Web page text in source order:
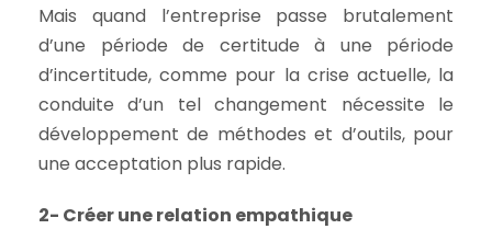
Mais quand l’entreprise passe brutalement
d’une période de certitude à une période
d’incertitude, comme pour la crise actuelle, la
conduite d’un tel changement nécessite le
développement de méthodes et d’outils, pour
une acceptation plus rapide.
2- Créer une relation empathique